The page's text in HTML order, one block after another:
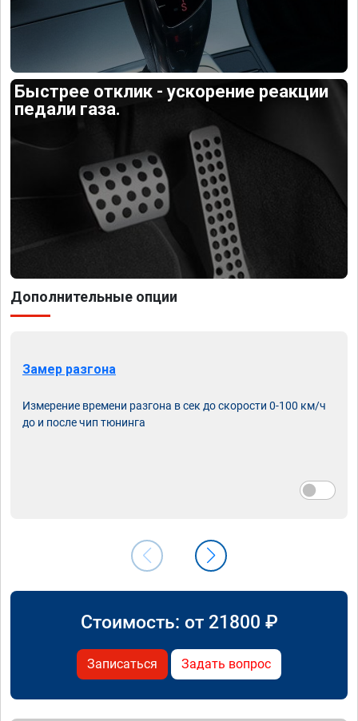
Быстрее отклик - ускорение реакции
педали газа.
Дополнительные опции
Замер разгона
Измерение времени разгона в сек до скорости 0-100 км/ч
до и после чип тюнинга
Стоимость: от 21800 ₽
Записаться Задать вопрос